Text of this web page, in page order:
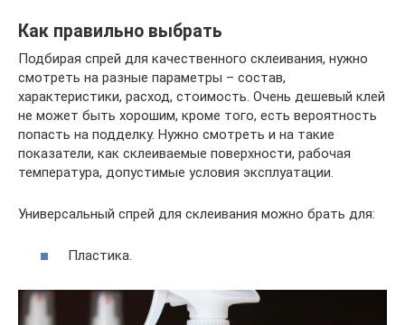
Как правильно выбрать
Подбирая спрей для качественного склеивания, нужно
смотреть на разные параметры – состав,
характеристики, расход, стоимость. Очень дешевый клей
не может быть хорошим, кроме того, есть вероятность
попасть на подделку. Нужно смотреть и на такие
показатели, как склеиваемые поверхности, рабочая
температура, допустимые условия эксплуатации.
Универсальный спрей для склеивания можно брать для:
Пластика.